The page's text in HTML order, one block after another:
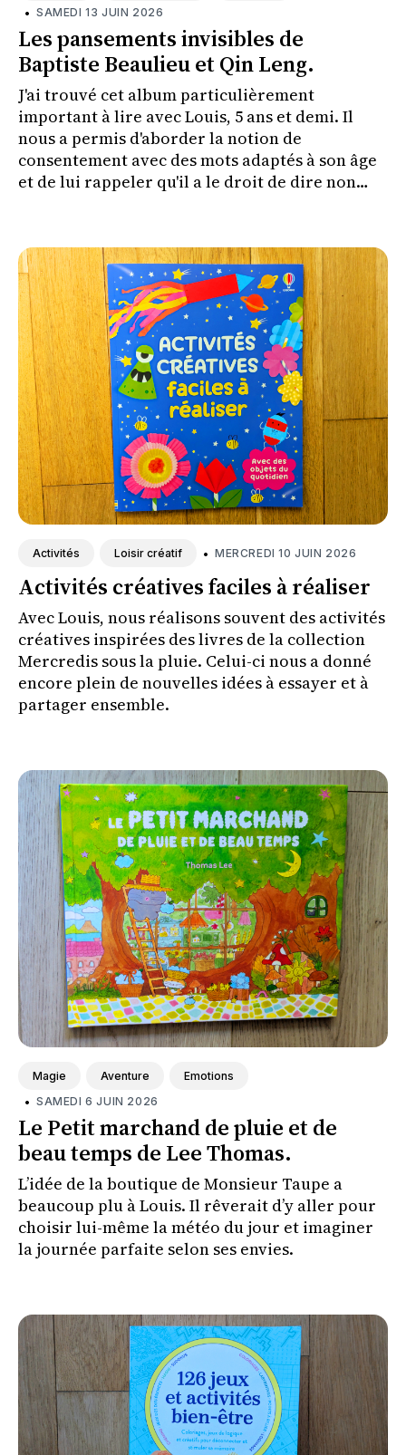
• SAMEDI 13 JUIN 2026
Les pansements invisibles de
Baptiste Beaulieu et Qin Leng.
J'ai trouvé cet album particulièrement
important à lire avec Louis, 5 ans et demi. Il
nous a permis d'aborder la notion de
consentement avec des mots adaptés à son âge
et de lui rappeler qu'il a le droit de dire non
Activités Loisir créatif • MERCREDI 10 JUIN 2026
Activités créatives faciles à réaliser
Avec Louis, nous réalisons souvent des activités
créatives inspirées des livres de la collection
Mercredis sous la pluie. Celui-ci nous a donné
encore plein de nouvelles idées à essayer et à
partager ensemble.
Magie Aventure Emotions
• SAMEDI 6 JUIN 2026
Le Petit marchand de pluie et de
beau temps de Lee Thomas.
L’idée de la boutique de Monsieur Taupe a
beaucoup plu à Louis. Il rêverait d’y aller pour
choisir lui-même la météo du jour et imaginer
la journée parfaite selon ses envies.